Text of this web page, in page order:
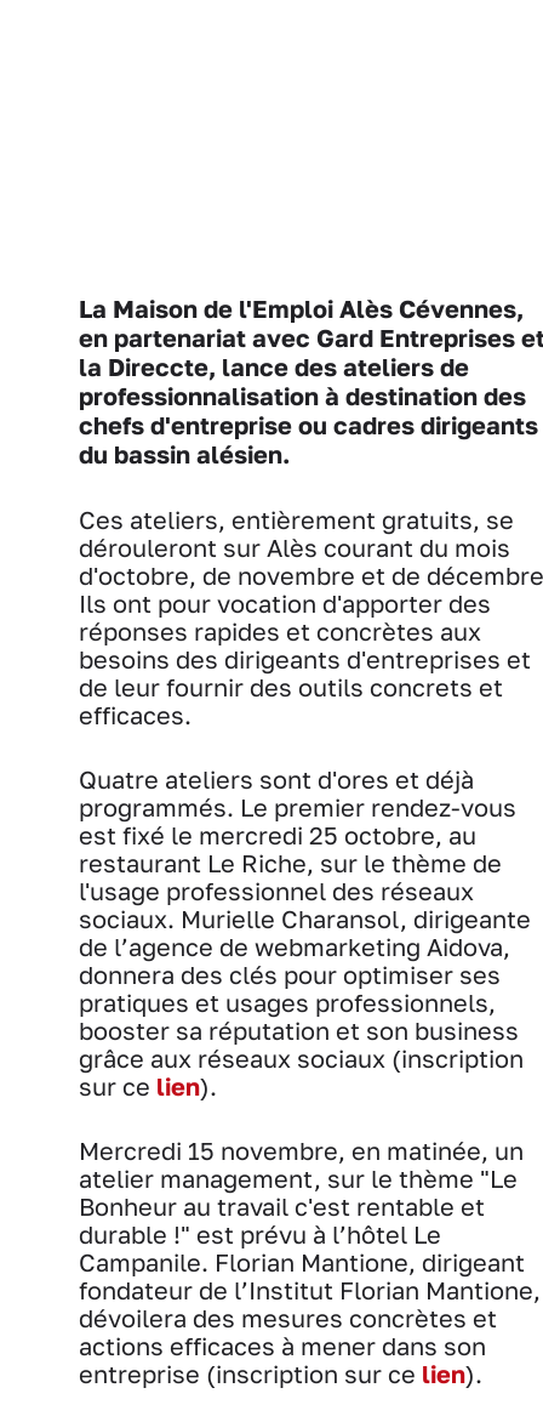
La Maison de l'Emploi Alès Cévennes,
en partenariat avec Gard Entreprises
la Direccte, lance des ateliers de
professionnalisation à destination des
chefs d'entreprise ou cadres dirigeants
du bassin alésien.
Ces ateliers, entièrement gratuits, se
dérouleront sur Alès courant du mois
d'octobre, de novembre et de
Ils ont pour vocation d'apporter des
réponses rapides et concrètes aux
besoins des dirigeants d'entreprises et
de leur fournir des outils concrets et
efficaces.
Quatre ateliers sont d'ores et déjà
programmés. Le premier rendez-vous
est fixé le mercredi 25 octobre, au
restaurant Le Riche, sur le thème de
l'usage professionnel des réseaux
sociaux. Murielle Charansol, dirigeante
de l’agence de webmarketing Aidova,
donnera des clés pour optimiser ses
pratiques et usages professionnels,
booster sa réputation et son business
grâce aux réseaux sociaux (inscription
sur ce lien).
Mercredi 15 novembre, en matinée, un
atelier management, sur le thème "Le
Bonheur au travail c'est rentable et
durable !" est prévu à l’hôtel Le
Campanile. Florian Mantione, dirigeant
fondateur de l’Institut Florian Mantione,
dévoilera des mesures concrètes et
actions efficaces à mener dans son
entreprise (inscription sur ce lien).